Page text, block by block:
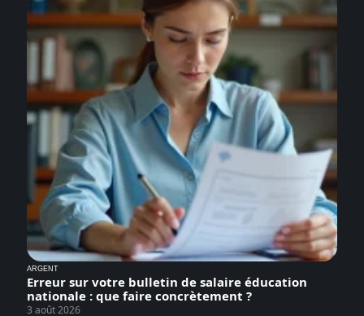
ARGENT
Erreur sur votre bulletin de salaire éducation
nationale : que faire concrètement ?
3 août 2026